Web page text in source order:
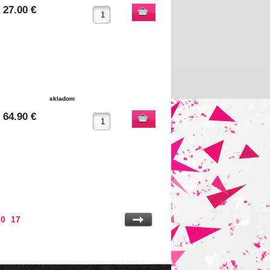
27.00 €
skladom
64.90 €
17